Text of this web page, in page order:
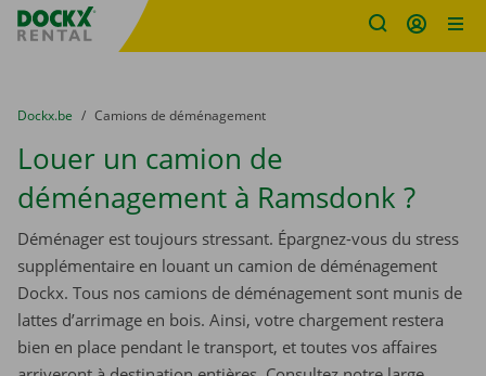
sitename
You are here:
du
Dockx.be to
Camions de déménagement
Louer un camion de
déménagement à Ramsdonk ?
Déménager est toujours stressant. Épargnez-vous du stress
supplémentaire en louant un camion de déménagement
Dockx. Tous nos camions de déménagement sont munis de
lattes d’arrimage en bois. Ainsi, votre chargement restera
bien en place pendant le transport, et toutes vos affaires